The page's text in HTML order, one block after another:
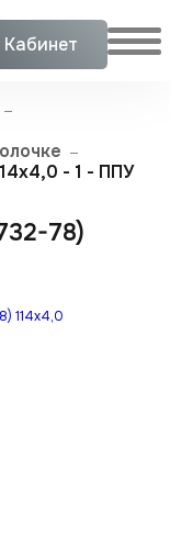
Кабинет
- 1 - ППУ
78)